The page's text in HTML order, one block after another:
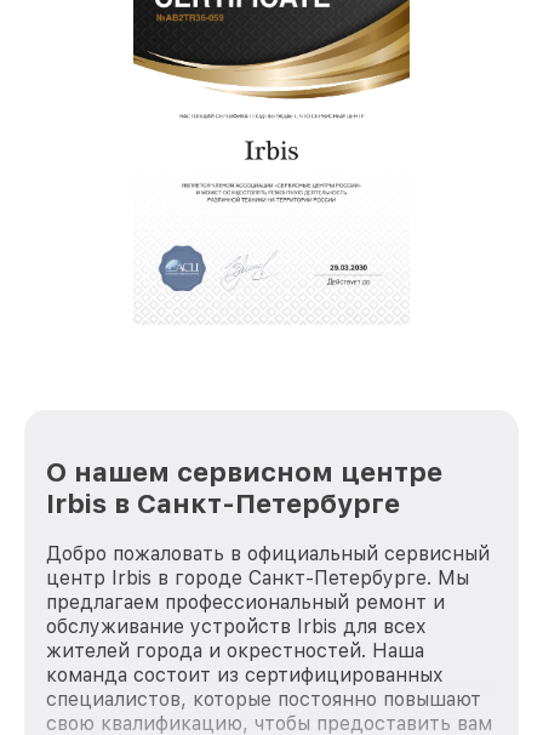
О нашем сервисном центре
Irbis в Санкт-Петербурге
Добро пожаловать в официальный сервисный
центр Irbis в городе Санкт-Петербурге. Мы
предлагаем профессиональный ремонт и
обслуживание устройств Irbis для всех
жителей города и окрестностей. Наша
команда состоит из сертифицированных
специалистов, которые постоянно повышают
свою квалификацию, чтобы предоставить вам